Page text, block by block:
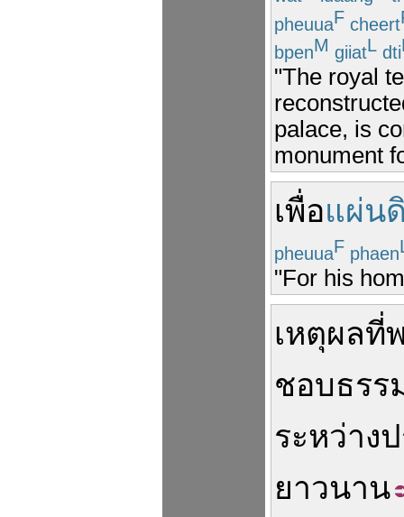
pheuuaF cheert
bpenM giiatL dti
"The royal
palace, is
monument
เพื่อแผ่น
pheuuaF phaen
"For his
เหตุผลที่
ชอบธรร
ระหว่าง
ยาวนาน